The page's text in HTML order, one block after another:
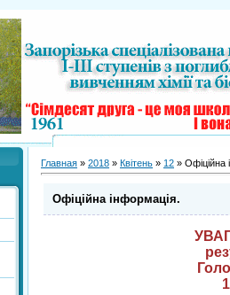
Главная » 2018 » Квітень » 12 » Офіційна
Офіційна інформація.